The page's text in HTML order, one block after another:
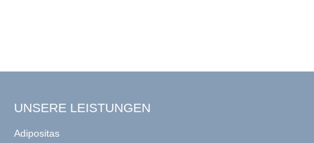
UNSERE LEISTUNGEN
Adipositas